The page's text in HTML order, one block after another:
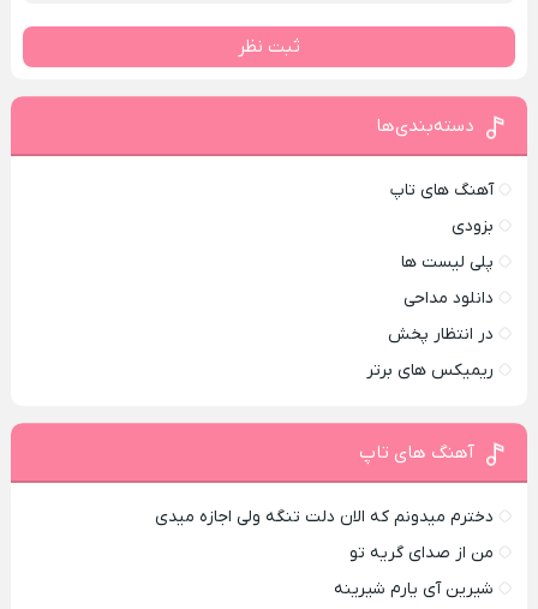
ثبت نظر
دسته‌بندی‌ها
آهنگ های تاپ
بزودی
پلی لیست ها
دانلود مداحی
در انتظار پخش
ریمیکس های برتر
آهنگ های تاپ
دخترم میدونم که الان دلت تنگه ولی اجازه میدی
من از صدای گريه تو
شیرین آی یارم شیرینه